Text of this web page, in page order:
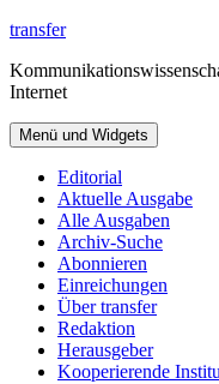
Zum
springen
transfer
Internet
Menü und Widgets
Editorial
Aktuelle Ausgabe
Alle Ausgaben
Archiv-Suche
Abonnieren
Einreichungen
Über transfer
Redaktion
Herausgeber
Kooperierende